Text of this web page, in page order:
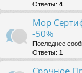
Ответы: 4
Мор
-50%
Последнее
Ответы: 1